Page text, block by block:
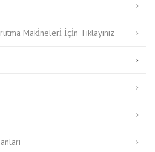
Maki̇neleri̇ İçi̇n Tiklayiniz